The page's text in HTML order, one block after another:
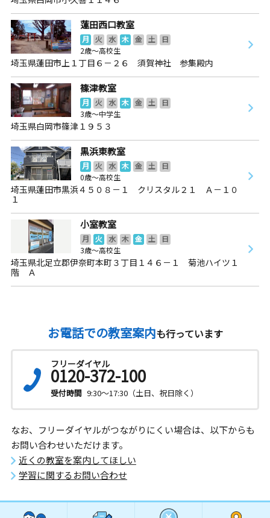
蓮田西口教室
月 火 水 木 金 土
日
2歳～高校生
埼玉県蓮田市上１丁目６－２６ 須賀神社 参集殿内
篠津教室
月 火 水 木 金 土
日
3歳～中学生
埼玉県白岡市篠津１９５３
黒浜東教室
月 火 水 木 金 土
日
0歳～高校生
埼玉県蓮田市黒浜４５０８－１ クリスタル２１ Ａ－１０
１
小室教室
月 火 水 木 金 土
日
3歳～高校生
埼玉県北足立郡伊奈町本町３丁目１４６－１ 菊池ハイツ１
階 Ａ
お電話での教室案内も行っています
フリーダイヤル
0120-372-100
受付時間 9:30～17:30（土日、祝日除く）
なお、フリーダイヤルがつながりにくい場合は、以下からも
お問い合わせいただけます。
近くの教室を案内してほしい
学習に関するお問い合わせ